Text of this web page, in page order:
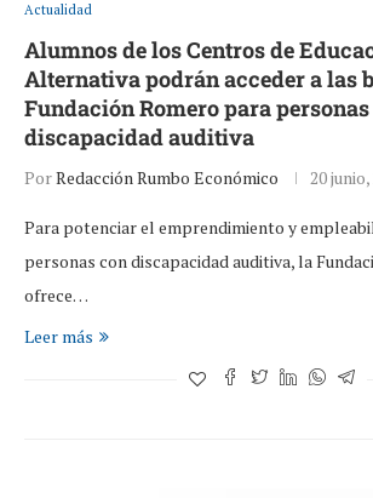
Actualidad
Alumnos de los Centros de
Alternativa podrán acceder a las
Fundación Romero para
discapacidad auditiva
PorRedacción Rumbo Económico 20 junio,
Para potenciar el emprendimiento y
personas con discapacidad auditiva, la
ofrece…
Leer más